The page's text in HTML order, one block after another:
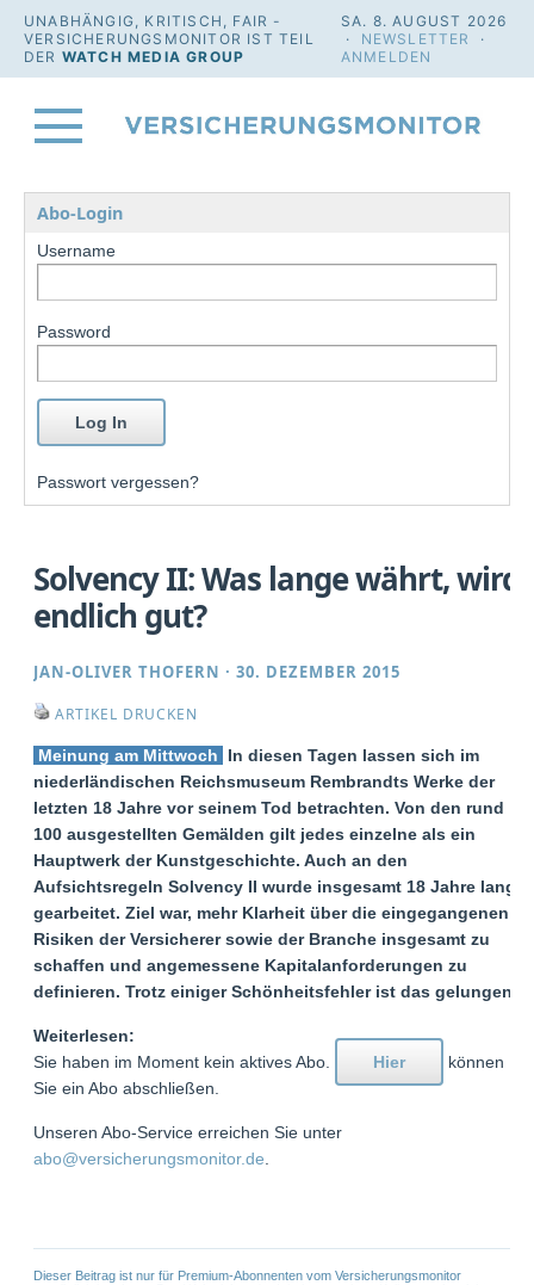
UNABHÄNGIG, KRITISCH, FAIR -
VERSICHERUNGSMONITOR IST TEIL
DER WATCH MEDIA GROUP
SA. 8. AUGUST 2026
· NEWSLETTER
·
ANMELDEN
Abo-Login
Username
Password
Passwort vergessen?
Solvency II: Was lange währt, wird
endlich gut?
JAN-OLIVER THOFERN ·30. DEZEMBER 2015
ARTIKEL DRUCKEN
Meinung am Mittwoch
In diesen Tagen lassen sich im
niederländischen Reichsmuseum Rembrandts Werke der
letzten 18 Jahre vor seinem Tod betrachten. Von den rund
100 ausgestellten Gemälden gilt jedes einzelne als ein
Hauptwerk der Kunstgeschichte. Auch an den
Aufsichtsregeln Solvency II wurde insgesamt 18 Jahre lang
gearbeitet. Ziel war, mehr Klarheit über die eingegangenen
Risiken der Versicherer sowie der Branche insgesamt zu
schaffen und angemessene Kapitalanforderungen zu
definieren. Trotz einiger Schönheitsfehler ist das gelungen.
Weiterlesen:
Sie haben im Moment kein aktives Abo.
Hier
können
Sie ein Abo abschließen.
Unseren Abo-Service erreichen Sie unter
abo@versicherungsmonitor.de
Dieser Beitrag ist nur für Premium-Abonnenten vom Versicherungsmonitor